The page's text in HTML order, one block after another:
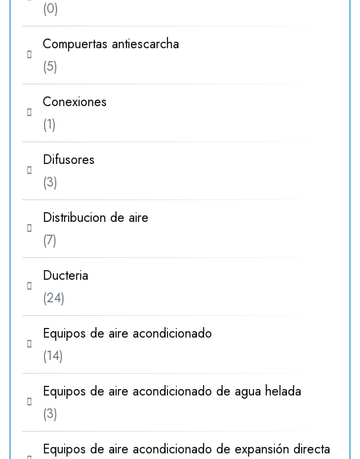
00
productos
Compuertas antiescarcha
55
productos
Conexiones
11
producto
Difusores
33
productos
Distribucion de aire
77
productos
Ducteria
2424
productos
Equipos de aire acondicionado
1414
productos
Equipos de aire acondicionado de agua helada
33
productos
Equipos de aire acondicionado de expansión directa